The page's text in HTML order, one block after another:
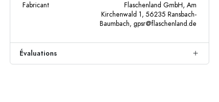
Fabricant
Flaschenland GmbH, Am
Kirchenwald 1, 56235 Ransbach-
Baumbach, gpsr@flaschenland.de
Évaluations